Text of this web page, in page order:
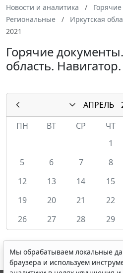
Новости и аналитика
Региональные
Иркутская
2021
Горячие
область.
АПРЕЛЬ
ПН
ВТ СР ЧТ
1
5
6 7 8
12
13 14 15
19
20 21 22
26
27 28 29
Мы обрабатываем локальные
браузера и используем